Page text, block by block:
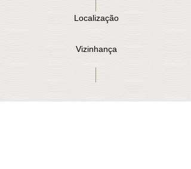
Localização
Vizinhança